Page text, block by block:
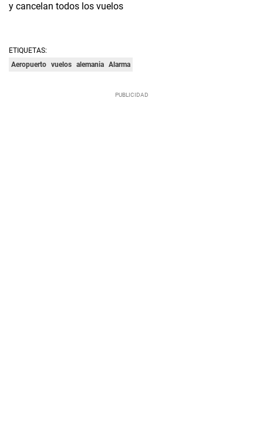
y cancelan todos los vuelos
ETIQUETAS:
Aeropuerto vuelos alemania Alarma